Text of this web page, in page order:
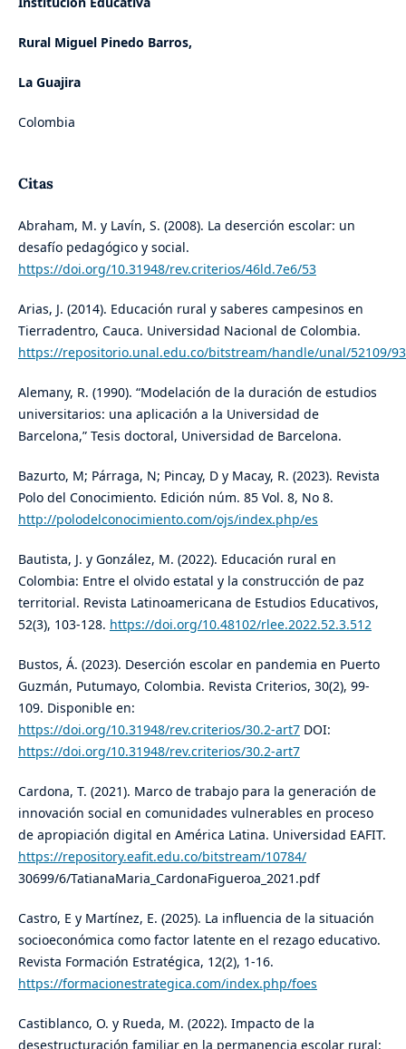
Rural Miguel Pinedo Barros,
La Guajira
Colombia
Citas
Abraham, M. y Lavín, S. (2008). La deserción escolar: un
desafío pedagógico y social.
https://doi.org/10.31948/rev.criterios/46ld.7e6/53
Arias, J. (2014). Educación rural y saberes campesinos en
Tierradentro, Cauca. Universidad Nacional de Colombia.
https://repositorio.unal.edu.co/bitstream/handle/unal/52109/
Alemany, R. (1990). “Modelación de la duración de estudios
universitarios: una aplicación a la Universidad de
Barcelona,” Tesis doctoral, Universidad de Barcelona.
Bazurto, M; Párraga, N; Pincay, D y Macay, R. (2023). Revista
Polo del Conocimiento. Edición núm. 85 Vol. 8, No 8.
http://polodelconocimiento.com/ojs/index.php/es
Bautista, J. y González, M. (2022). Educación rural en
Colombia: Entre el olvido estatal y la construcción de paz
territorial. Revista Latinoamericana de Estudios Educativos,
52(3), 103-128. https://doi.org/10.48102/rlee.2022.52.3.512
Bustos, Á. (2023). Deserción escolar en pandemia en Puerto
Guzmán, Putumayo, Colombia. Revista Criterios, 30(2), 99-
109. Disponible en:
https://doi.org/10.31948/rev.criterios/30.2-art7DOI:
https://doi.org/10.31948/rev.criterios/30.2-art7
Cardona, T. (2021). Marco de trabajo para la generación de
innovación social en comunidades vulnerables en proceso
de apropiación digital en América Latina. Universidad EAFIT.
https://repository.eafit.edu.co/bitstream/10784/
30699/6/TatianaMaria_CardonaFigueroa_2021.pdf
Castro, E y Martínez, E. (2025). La influencia de la situación
socioeconómica como factor latente en el rezago educativo.
Revista Formación Estratégica, 12(2), 1-16.
https://formacionestrategica.com/index.php/foes
Castiblanco, O. y Rueda, M. (2022). Impacto de la
desestructuración familiar en la permanencia escolar rural: